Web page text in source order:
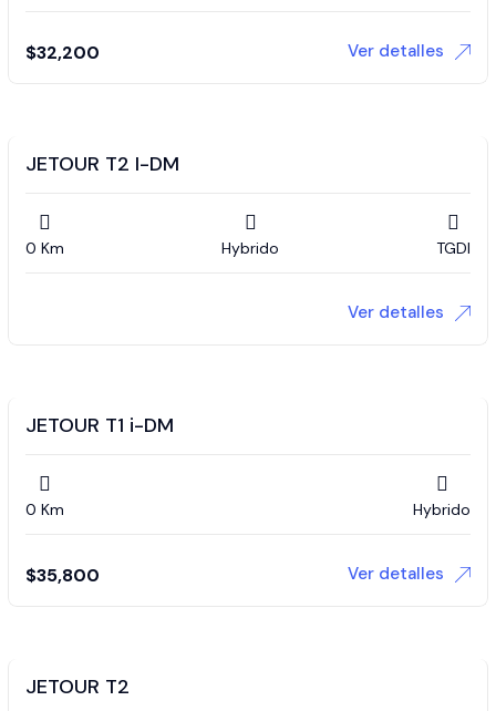
$32,200 Ver detalles
JETOUR T2 I-DM
0 Km Hybrido TGDI
Ver detalles
JETOUR T1 i-DM
0 Km Hybrido
$35,800 Ver detalles
JETOUR T2